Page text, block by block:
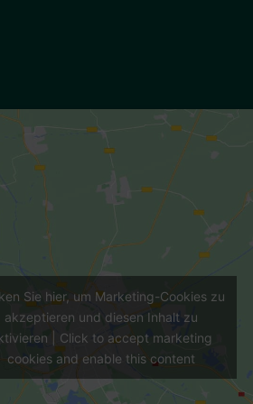
Sie hier, um Marketing-Cookies zu
akzeptieren und diesen Inhalt zu
| Click to accept marketing
cookies and enable this content